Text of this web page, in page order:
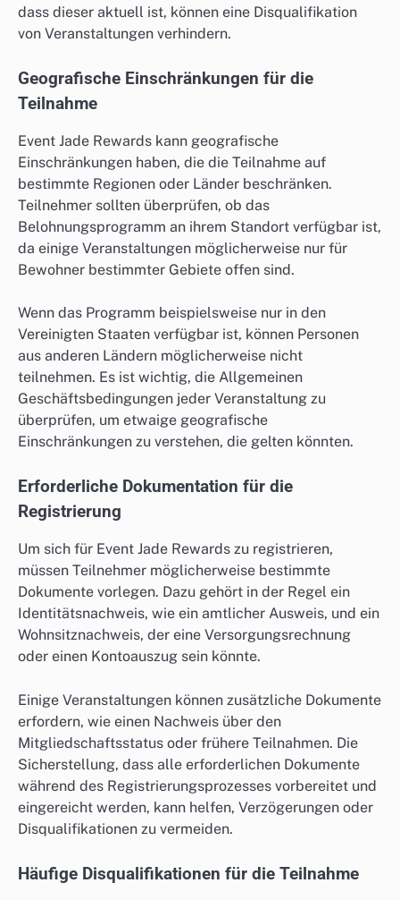
dass dieser aktuell ist, können eine Disqualifikation
von Veranstaltungen verhindern.
Geografische Einschränkungen für die
Teilnahme
Event Jade Rewards kann geografische
Einschränkungen haben, die die Teilnahme auf
bestimmte Regionen oder Länder beschränken.
Teilnehmer sollten überprüfen, ob das
Belohnungsprogramm an ihrem Standort verfügbar ist,
da einige Veranstaltungen möglicherweise nur für
Bewohner bestimmter Gebiete offen sind.
Wenn das Programm beispielsweise nur in den
Vereinigten Staaten verfügbar ist, können Personen
aus anderen Ländern möglicherweise nicht
teilnehmen. Es ist wichtig, die Allgemeinen
Geschäftsbedingungen jeder Veranstaltung zu
überprüfen, um etwaige geografische
Einschränkungen zu verstehen, die gelten könnten.
Erforderliche Dokumentation für die
Registrierung
Um sich für Event Jade Rewards zu registrieren,
müssen Teilnehmer möglicherweise bestimmte
Dokumente vorlegen. Dazu gehört in der Regel ein
Identitätsnachweis, wie ein amtlicher Ausweis, und ein
Wohnsitznachweis, der eine Versorgungsrechnung
oder einen Kontoauszug sein könnte.
Einige Veranstaltungen können zusätzliche Dokumente
erfordern, wie einen Nachweis über den
Mitgliedschaftsstatus oder frühere Teilnahmen. Die
Sicherstellung, dass alle erforderlichen Dokumente
während des Registrierungsprozesses vorbereitet und
eingereicht werden, kann helfen, Verzögerungen oder
Disqualifikationen zu vermeiden.
Häufige Disqualifikationen für die Teilnahme